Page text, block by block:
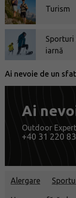
Turism
Sporturi
iarnă
Ai nevoie de un
Ai
Outdoor Expert
+40 31 220
Alergare